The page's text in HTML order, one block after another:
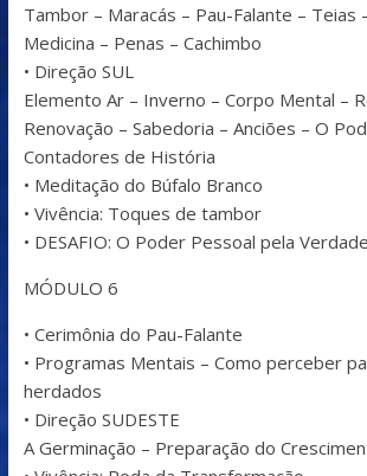
Tambor – Maracás – Pau-Falante – Teias
Medicina – Penas – Cachimbo
• Direção SUL
Elemento Ar – Inverno – Corpo Mental –
Renovação – Sabedoria – Anciões – O
Contadores de História
• Meditação do Búfalo Branco
• Vivência: Toques de tambor
• DESAFIO: O Poder Pessoal pela Verdade
MÓDULO 6
• Cerimônia do Pau-Falante
• Programas Mentais – Como perceber
herdados
• Direção SUDESTE
A Germinação – Preparação do